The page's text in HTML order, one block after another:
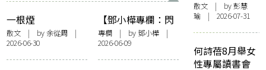
一根煙
散文 | by 余從周 |
2026-06-30
【鄧小樺專欄：閃
爍其辭】女人抽薄
荷長煙——看政府
控煙加辣
專欄| by鄧小樺|
2026-06-09
散文 | by 彭慧
瑜 | 2026-07-31
何詩蓓8月舉女
性專屬讀書會